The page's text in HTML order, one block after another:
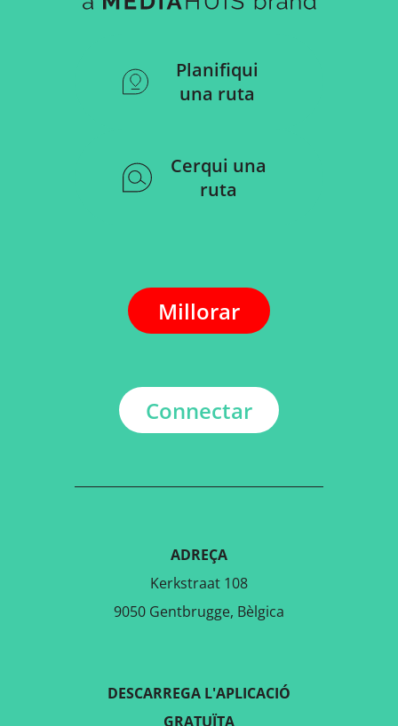
Planifiqui
una ruta
Cerqui una
ruta
Millorar
Connectar
ADREÇA
Kerkstraat 108
9050 Gentbrugge, Bèlgica
DESCARREGA L'APLICACIÓ
GRATUÏTA